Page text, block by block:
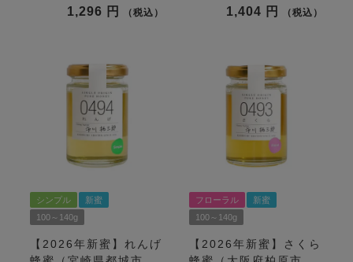
1,296 税込 1,404 税込
シンプル
新蜜
100～140g
【2026年新蜜】れんげ
フローラル
新蜜
100～140g
【2026年新蜜】さくら